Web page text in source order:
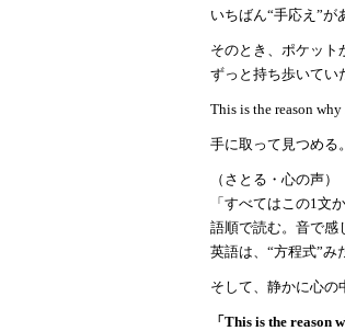
いちばん“手応え”が
そのとき、ポケット
ずっと持ち歩いてい
This is the reason
手に取って見つめる。
（さとる・心の声）
「すべてはこの1文
語順で読む。音で感
英語は、 “方程式”み
そして、静かに心の
「 This is the reason